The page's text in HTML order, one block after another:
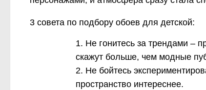
3 совета по подбору обоев для детской:
Не гонитесь за трендами –
скажут больше, чем модные
Не бойтесь
пространство интереснее.